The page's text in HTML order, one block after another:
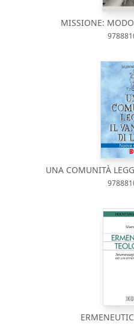
MISSIONE:
UNA COMUNITÀ